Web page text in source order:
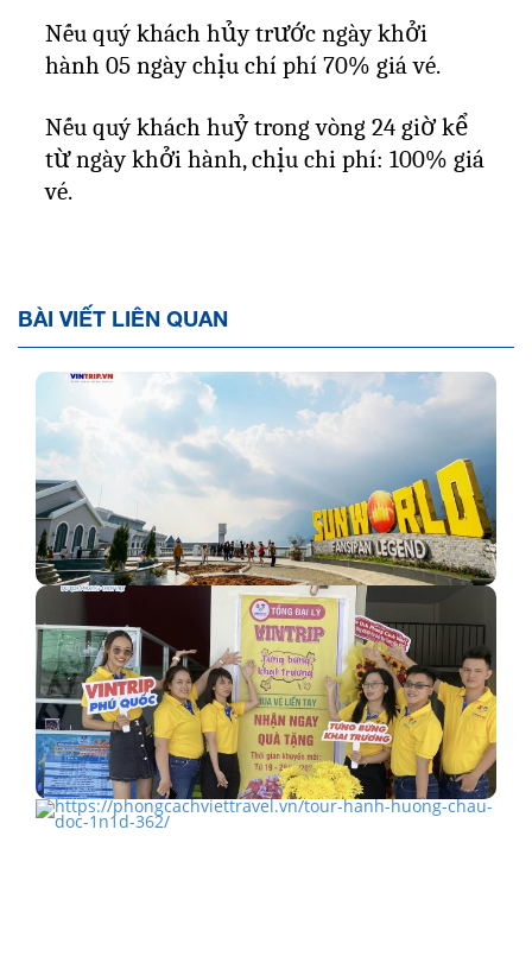
Nếu quý khách hủy trước ngày khởi
hành 05 ngày chịu chí phí 70% giá vé.
Nếu quý khách huỷ trong vòng 24 giờ kể
từ ngày khởi hành, chịu chi phí: 100% giá
vé.
BÀI VIẾT LIÊN QUAN
Giá vé cáp treo Sun World Fansipan Legend mới nhất
Tưng bừng khai trương Tổng đại lý Vintrip chi nhánh